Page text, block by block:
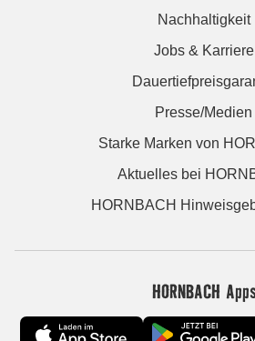
Nachhaltigkeit
Jobs & Karriere
Presse/Medien
Starke Marken von
Aktuelles bei
HORNBACH
HORNBACH